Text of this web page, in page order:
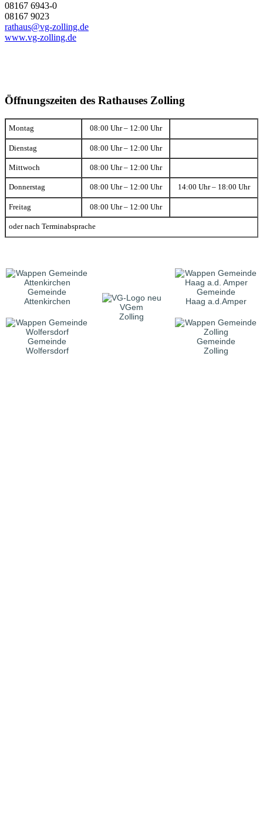
08167 6943-0
08167 9023
rathaus@vg-zolling.de
www.vg-zolling.de
Öffnungszeiten des Rathauses Zolling
Montag 08:00 Uhr – 12:00 Uhr
Dienstag 08:00 Uhr – 12:00 Uhr
Mittwoch 08:00 Uhr – 12:00 Uhr
Donnerstag 08:00 Uhr – 12:00 Uhr 14:00 Uhr – 18:00 Uhr
Freitag 08:00 Uhr – 12:00 Uhr
oder nach Terminabsprache
Gemeinde
Attenkirchen
VGem
Zolling
Gemeinde
Haag a.d.Amper
Gemeinde
Wolfersdorf
Gemeinde
Zolling